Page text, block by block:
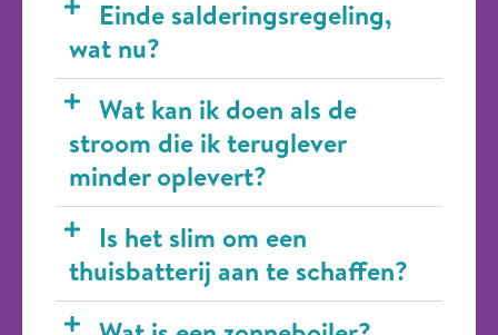
Einde salderingsregeling,
wat nu?
Wat kan ik doen als de
stroom die ik teruglever
minder oplevert?
Is het slim om een
thuisbatterij aan te schaffen?